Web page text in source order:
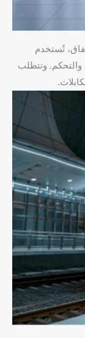
تُستخدم
والتحكم. وتتطلب